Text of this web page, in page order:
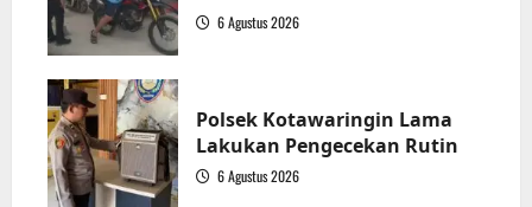
6 Agustus 2026
Polsek Kotawaringin Lama
Lakukan Pengecekan Rutin
6 Agustus 2026